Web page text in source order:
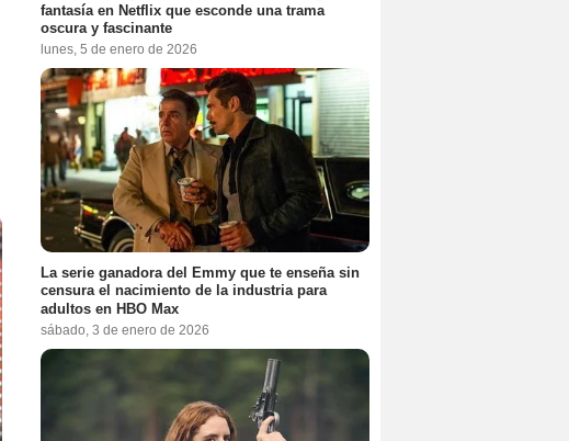
fantasía en Netflix que esconde una trama
oscura y fascinante
lunes, 5 de enero de 2026
La serie ganadora del Emmy que te enseña sin
censura el nacimiento de la industria para
adultos en HBO Max
sábado, 3 de enero de 2026